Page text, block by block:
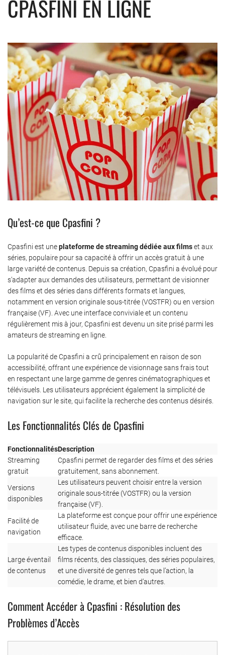
CPASFINI EN LIGNE
Qu’est-ce que Cpasfini ?
Cpasfini est uneplateforme de streaming dédiée aux filmset aux
séries, populaire pour sa capacité à offrir un accès gratuit à une
large variété de contenus. Depuis sa création, Cpasfini a évolué pour
s’adapter aux demandes des utilisateurs, permettant de visionner
des films et des séries dans différents formats et langues,
notamment en version originale sous-titrée (VOSTFR) ou en version
française (VF). Avec une interface conviviale et un contenu
régulièrement mis à jour, Cpasfini est devenu un site prisé parmi les
amateurs de streaming en ligne.
La popularité de Cpasfini a crû principalement en raison de son
accessibilité, offrant une expérience de visionnage sans frais tout
en respectant une large gamme de genres cinématographiques et
télévisuels. Les utilisateurs apprécient également la simplicité de
navigation sur le site, qui facilite la recherche des contenus désirés.
Les Fonctionnalités Clés de Cpasfini
FonctionnalitésDescription
Streaming
gratuit
Cpasfini permet de regarder des films et des séries
gratuitement, sans abonnement.
Versions
disponibles
Les utilisateurs peuvent choisir entre la version
originale sous-titrée (VOSTFR) ou la version
française (VF).
Facilité de
navigation
La plateforme est conçue pour offrir une expérience
utilisateur fluide, avec une barre de recherche
efficace.
Large éventail
de contenus
Les types de contenus disponibles incluent des
films récents, des classiques, des séries populaires,
et une diversité de genres tels que l’action, la
comédie, le drame, et bien d’autres.
Comment Accéder à Cpasfini : Résolution des
Problèmes d’Accès